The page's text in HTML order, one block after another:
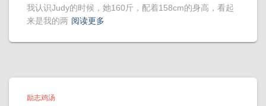
我认识Judy的时候，她160斤，配着158cm的身高，看起
来是我的两 阅读更多
励志鸡汤